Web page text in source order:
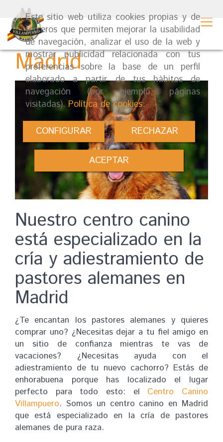
Este sitio web utiliza cookies propias y de
terceros que permiten mejorar la usabilidad
de navegación, analizar el uso de la web y
mostrar publicidad relacionada con tus
preferencias sobre la base de un perfil
elaborado a partir de tus hábitos de
navegación (por ejemplo, páginas
visitadas).Política de cookies.
CONFIGURAR RECHAZAR
ACEPTAR
Centro canino en
Madrid
Nuestro centro canino
está especializado en la
cría y adiestramiento de
pastores alemanes en
Madrid
¿Te encantan los pastores alemanes y quieres
comprar uno? ¿Necesitas dejar a tu fiel amigo en
un sitio de confianza mientras te vas de
vacaciones? ¿Necesitas ayuda con el
adiestramiento de tu nuevo cachorro? Estás de
enhorabuena porque has localizado el lugar
perfecto para todo esto: el Centro Canino
Villampuero. Somos un centro canino en Madrid
que está especializado en la cría de pastores
alemanes de pura raza.